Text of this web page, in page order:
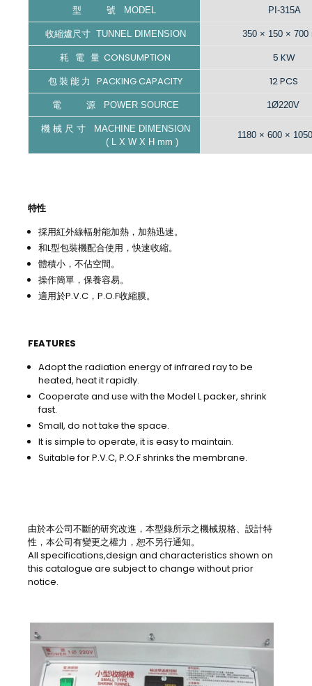
型 號 MODEL PI-315A
收縮爐尺寸 TUNNEL DIMENSION 350 × 150 × 700
耗 電 量 CONSUMPTION
5 KW
包 裝 能 力 PACKING CAPACITY
12 PCS
電 源 POWER SOURCE 1Ø220V
機 械 尺 寸 MACHINE DIMENSION
( L X W X H mm )
1180 × 600 ×
特性
採用紅外線輻射能加熱，加熱迅速。
和L型包裝機配合使用，快速收縮。
體積小，不佔空間。
操作簡單，保養容易。
適用於P.V.C，P.O.F收縮膜。
FEATURES
Adopt the radiation energy of infrared ray to be
heated, heat it rapidly.
Cooperate and use with the Model L packer, shrink
fast.
Small, do not take the space.
It is simple to operate, it is easy to maintain.
Suitable for P.V.C, P.O.F shrinks the membrane.
由於本公司不斷的研究改進，本型錄所示之機械規格、設計特
性，本公司有變更之權力，恕不另行通知。
All specifications,design and characteristics shown on
this catalogue are subject to change without prior
notice.